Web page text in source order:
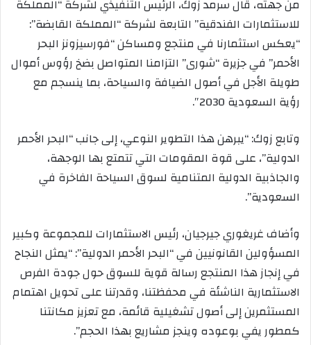
من جهته، قال سرمد زوك، الرئيس التنفيذي لشركة “المملكة
للاستثمارات الفندقية” التابعة لشركة “المملكة القابضة”:
“يعكس استثمارنا في منتجع ومساكن “فورسيزونز البحر
الأحمر” في جزيرة “شورى” التزامنا المتواصل بضخ رؤوس أموال
طويلة الأجل في أصول الضيافة والسياحة، بما ينسجم مع
رؤية السعودية 2030″.
وتابع زوك: “يبرهن هذا التطوير النوعي، إلى جانب “البحر الأحمر
الدولية”، على قوة المقومات التي تتمتع بها الوجهة،
والجاذبية الدولية المتنامية لسوق السياحة الفاخرة في
السعودية”.
وأضاف غريغوري جيرجيان، رئيس الاستثمارات للمجموعة وكبير
المسؤولين القانونيين في “البحر الأحمر الدولية”: “يمثل النجاح
في إنجاز هذا المنتجع رسالة قوية للسوق حول جودة الفرص
الاستثمارية الناشئة في محفظتنا، وقدرتنا على تحويل اهتمام
المستثمرين إلى أصول تشغيلية قائمة، مع تعزيز مكانتنا
كمطور يفي بوعوده وينجز مشاريع بهذا الحجم”.